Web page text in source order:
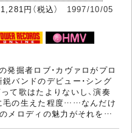
円（税込） 1997/10/05
発掘者ロブ・カヴァロがプロ
バンドのデビュー・シング
て歌はたよりないし、演奏
毛の生えた程度……なんだけ
のメロディの魅力がそれを…